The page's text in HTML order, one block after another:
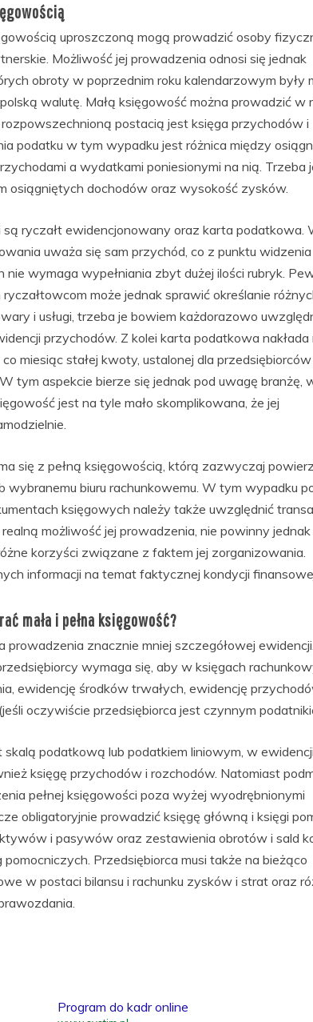
uproszczoną mogą prowadzić osoby
Możliwość jej prowadzenia odnosi się jednak
obroty w poprzednim roku kalendarzowym były
walutę. Małą księgowość można prowadzić w
postacią jest księga przychodów i
podatku w tym wypadku jest różnica między
a wydatkami poniesionymi na nią. Trzeba
osiągniętych dochodów oraz wysokość zysków.
są ryczałt ewidencjonowany oraz karta podatkowa.
uważa się sam przychód, co z punktu widzenia
wymaga wypełniania zbyt dużej ilości rubryk.
może jednak sprawić określanie
i usługi, trzeba je bowiem każdorazowo
przychodów. Z kolei karta podatkowa nakłada
miesiąc stałej kwoty, ustalonej dla
tym aspekcie bierze się jednak pod uwagę branżę,
jest na tyle mało skomplikowana, że jej
się z pełną księgowością, którą zazwyczaj
biuru rachunkowemu. W tym wypadku
księgowych należy także uwzględnić
możliwość jej prowadzenia, nie powinny jednak
korzyści związane z faktem jej zorganizowania.
informacji na temat faktycznej kondycji
mała i pełna księgowość?
znacznie mniej szczegółowej ewidencji.
wymaga się, aby w księgach
ewidencję środków trwałych, ewidencję
oczywiście przedsiębiorca jest czynnym
podatkową lub podatkiem liniowym, w ewidencji
księgę przychodów i rozchodów. Natomiast
pełnej księgowości poza wyżej wyodrębnionymi
obligatoryjnie prowadzić księgę główną i księgi
i pasywów oraz zestawienia obrotów i sald
Przedsiębiorca musi także na bieżąco
w postaci bilansu i rachunku zysków i strat oraz
Program do kadr online